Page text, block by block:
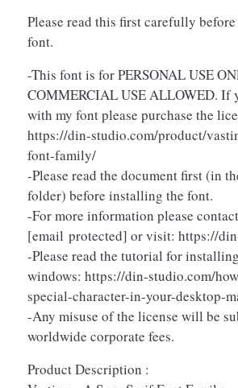
Please read this first carefully
font.
-This font is for PERSONAL USE
COMMERCIAL USE ALLOWED. If
with my font please purchase the
https://din-studio.com/product/
font-family/
-Please read the document first (in
folder) before installing the font.
-For more information please
[email protected] or visit: https://
-Please read the tutorial for
windows: https://din-studio.com/
special-character-in-your-desktop-
-Any misuse of the license will be
worldwide corporate fees.
Product Description :